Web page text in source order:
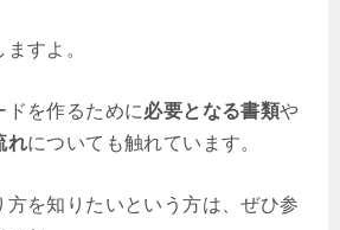
すよ。
ドを作るために必要となる書類や
れについても触れています。
方を知りたいという方は、ぜひ参